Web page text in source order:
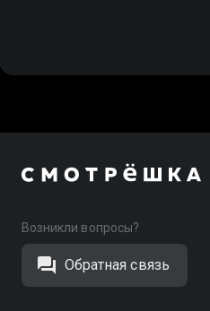
Возникли вопросы?
Обратная связь